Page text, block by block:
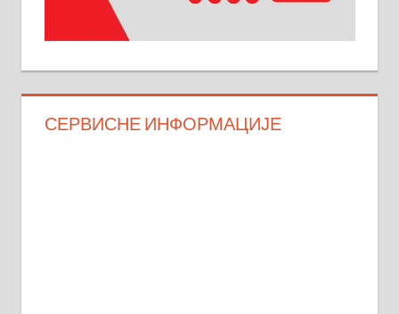
СЕРВИСНЕ ИНФОРМАЦИЈЕ